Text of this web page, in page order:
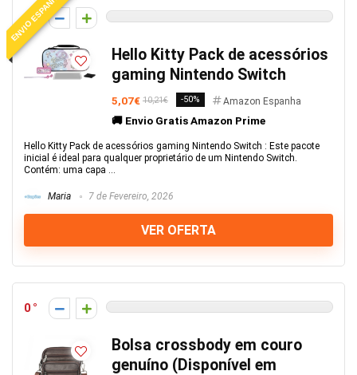
ENVIO ESPANHA
0
Hello Kitty Pack de acessórios
gaming Nintendo Switch
5,07€ 10,21€ -50% Amazon Espanha
🚚 Envio Gratis Amazon Prime
Hello Kitty Pack de acessórios gaming Nintendo Switch : Este pacote
inicial é ideal para qualquer proprietário de um Nintendo Switch.
Contém: uma capa ...
Maria 7 de Fevereiro, 2026
VER OFERTA
0
Bolsa crossbody em couro
genuíno (Disponível em